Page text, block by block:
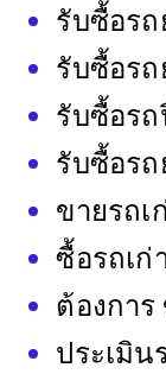
รับซื้อร
รับซื้อรถ
รับซื้อร
รับซื้อร
ขายรถเ
ซื้อรถเก่
ต้องการ
ประเมิน